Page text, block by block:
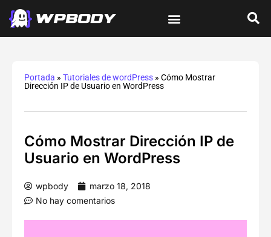
Portada »Tutoriales de wordPress »Cómo Mostrar
Dirección IP de Usuario en WordPress
Cómo Mostrar Dirección IP de
Usuario en WordPress
wpbody
marzo 18, 2018
No hay comentarios